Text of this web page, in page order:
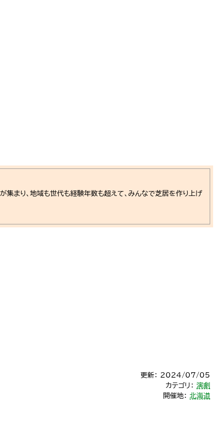
集まり、地域も世代も経験年数も超えて、みんなで芝居を作り上げ
更新： 2024/07/05
カテゴリ： 演劇
開催地： 北海道